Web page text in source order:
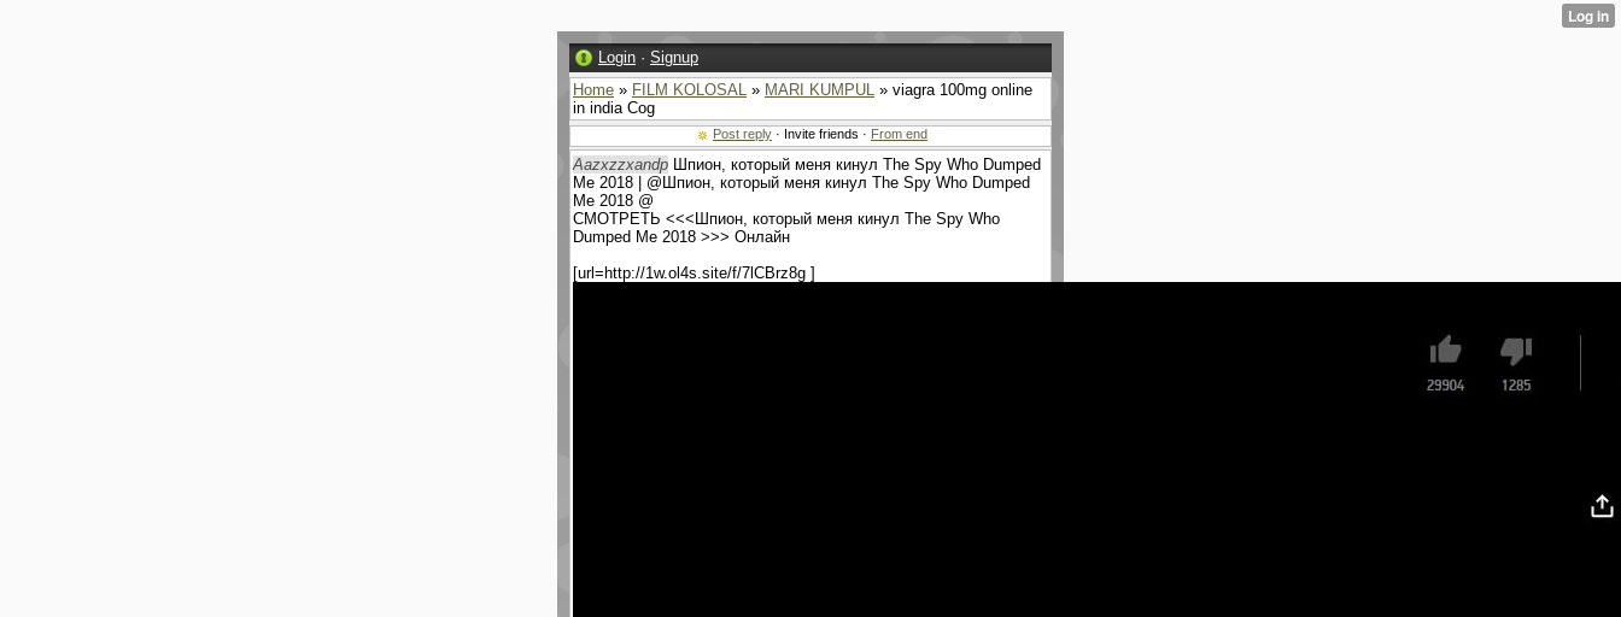
Login · Signup
Home » FILM KOLOSAL » MARI KUMPUL » viagra 100mg online
in india Cog
Post reply · Invite friends · From end
Aazxzzxandp Шпион, который меня кинул The Spy Who Dumped
Me 2018 | @Шпион, который меня кинул The Spy Who Dumped
Me 2018 @
СМОТРЕТЬ <<<Шпион, который меня кинул The Spy Who
Dumped Me 2018 >>> Онлайн
[url=http://1w.ol4s.site/f/7lCBrz8g ]